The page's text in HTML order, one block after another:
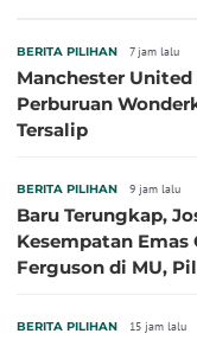
BERITA PILIHAN 7 jam lalu
Manchester
Perburuan
Tersalip
BERITA PILIHAN 9 jam lalu
Baru Terungkap,
Kesempatan
Ferguson di MU,
BERITA PILIHAN 15 jam lalu